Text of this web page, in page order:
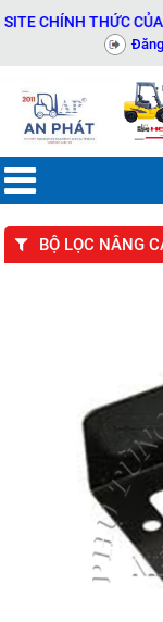
CHÍNH THỨC CỦA
BỘ LỌC NÂNG